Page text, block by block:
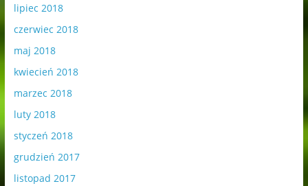
lipiec 2018
czerwiec 2018
maj 2018
kwiecień 2018
marzec 2018
luty 2018
styczeń 2018
grudzień 2017
listopad 2017